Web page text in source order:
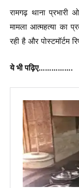
रामगढ़ थाना प्रभारी
मामला आत्महत्या का
रही है और पोस्टमॉर्टम
ये भी पढ़िए…………….